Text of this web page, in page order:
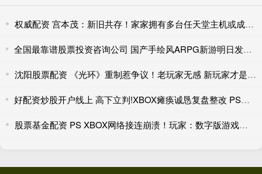
权威配资 宫本茂：新旧共存！家家拥有多台任天堂主机或成常态
全国最靠谱股票投资咨询公司 国产手绘风ARPG新游明日发售！外媒：潜力与缺陷并存
沈阳股票配资 《光环》重制惹争议！老玩家无感 新玩家才是目标
好配资炒股开户线上 高下立判!XBOX瘫痪诚恳复盘整改 PSN宕机至今无回应
股票基金配资 PS XBOX网络接连崩溃！玩家：数字版游戏是个灾难